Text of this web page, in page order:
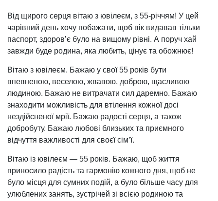
Від щирого серця вітаю з ювілеєм, з 55-річчям! У цей
чарівний день хочу побажати, щоб вік видавав тільки
паспорт, здоров’є було на вищому рівні. А поруч хай
завжди буде родина, яка любить, цінує та обожнює!
Вітаю з ювілеєм. Бажаю у свої 55 років бути
впевненою, веселою, жвавою, доброю, щасливою
людиною. Бажаю не витрачати сил даремно. Бажаю
знаходити можливість для втілення кожної досі
нездійсненої мрії. Бажаю радості серця, а також
добробуту. Бажаю любові близьких та приємного
відчуття важливості для своєї сім’ї.
Вітаю із ювілеєм — 55 років. Бажаю, щоб життя
приносило радість та гармонію кожного дня, щоб не
було місця для сумних подій, а було більше часу для
улюблених занять, зустрічей зі всією родиною та